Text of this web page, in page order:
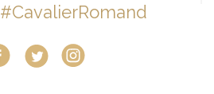
#CavalierRomand